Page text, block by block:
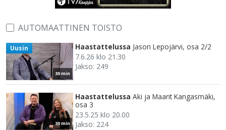
AUTOMAATTINEN TOISTO
30 min
Uusin Haastattelussa Jason Lepojärvi, osa 2/2
7.6.26 klo 21.30
Jakso: 249
30 min
Haastattelussa Aki ja Maarit Kangasmäki,
osa 3
23.5.25 klo 20.00
Jakso: 224